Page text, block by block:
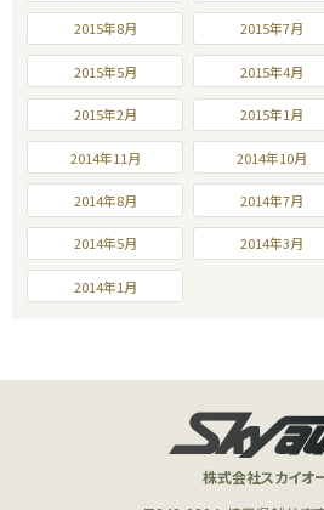
2015年8月 2015年7月
2015年5月 2015年4月
2015年2月 2015年1月
2014年11月 2014年10月
2014年8月 2014年7月
2014年5月 2014年3月
2014年1月
株式会社スカイオ